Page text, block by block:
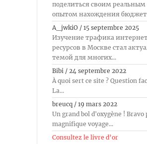
поделиться своим реальным
опытом нахождения
A_jwkiO / 15 septembre 2025
Изучение трафика
ресурсов в Москве стал
темой для многих...
Bibi / 24 septembre 2022
À quoi sert ce site ? Question
La...
breucq / 19 mars 2022
Un grand bol d'oxygène ! Bravo
magnifique voyage...
Consultez le livre d’or